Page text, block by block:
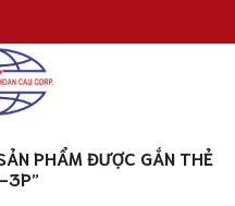
PHẨM ĐƯỢC GẮN THẺ
3P”